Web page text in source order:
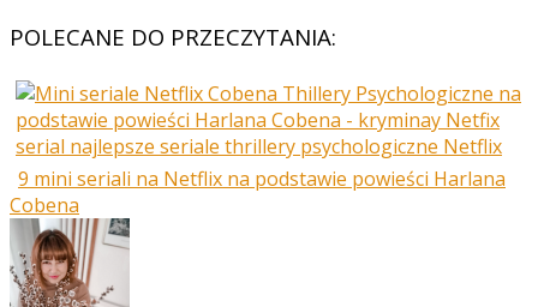
POLECANE DO PRZECZYTANIA:
9 mini seriali na Netflix na podstawie powieści Harlana
Cobena